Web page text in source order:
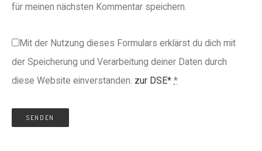
für meinen nächsten Kommentar speichern.
Mit der Nutzung dieses Formulars erklärst du dich mit
der Speicherung und Verarbeitung deiner Daten durch
diese Website einverstanden. zur DSE* *